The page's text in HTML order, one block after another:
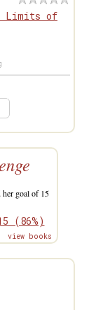
Limits of
her goal of 15
(86%)
view books